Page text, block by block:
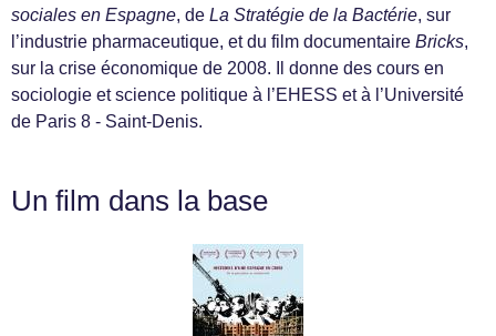
sociales en Espagne, de La Stratégie de la Bactérie, sur
l’industrie pharmaceutique, et du film documentaire Bricks,
sur la crise économique de 2008. Il donne des cours en
sociologie et science politique à l’EHESS et à l’Université
de Paris 8 - Saint-Denis.
Un film dans la base